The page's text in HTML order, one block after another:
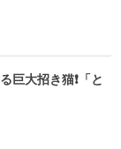
巨大招き猫❗️「と